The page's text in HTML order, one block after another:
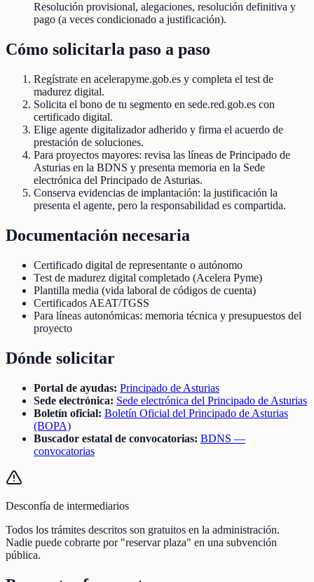
Resolución provisional, alegaciones, resolución definitiva y
pago (a veces condicionado a justificación).
Cómo solicitarla paso a paso
Regístrate en acelerapyme.gob.es y completa el test de
madurez digital.
Solicita el bono de tu segmento en sede.red.gob.es con
certificado digital.
Elige agente digitalizador adherido y firma el acuerdo de
prestación de soluciones.
Para proyectos mayores: revisa las líneas de Principado de
Asturias en la BDNS y presenta memoria en la Sede
electrónica del Principado de Asturias.
Conserva evidencias de implantación: la justificación la
presenta el agente, pero la responsabilidad es compartida.
Documentación necesaria
Certificado digital de representante o autónomo
Test de madurez digital completado (Acelera Pyme)
Plantilla media (vida laboral de códigos de cuenta)
Certificados AEAT/TGSS
Para líneas autonómicas: memoria técnica y presupuestos del
proyecto
Dónde solicitar
Portal de ayudas: Principado de Asturias
Sede electrónica: Sede electrónica del Principado de Asturias
Boletín oficial: Boletín Oficial del Principado de Asturias
(BOPA)
Buscador estatal de convocatorias: BDNS —
convocatorias
Desconfía de intermediarios
Todos los trámites descritos son gratuitos en la administración.
Nadie puede cobrarte por "reservar plaza" en una subvención
pública.